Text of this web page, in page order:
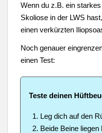
Wenn du z.B. ein
Skoliose in der LWS
einen verkürzten
Noch genauer
einen Test:
Teste deinen
Leg dich auf den
Beide Beine